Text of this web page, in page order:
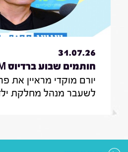
31.07.26
329, 31 ביולי 2026
יורם מוקדי מראיין את
לשעבר מנהל מחלקת